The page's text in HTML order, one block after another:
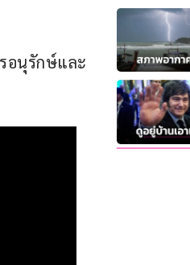
อนุรักษ์และ